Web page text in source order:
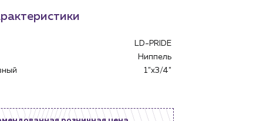
LD-PRIDE
Ниппель
1"x3/4"